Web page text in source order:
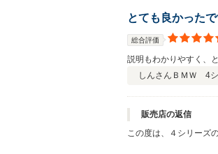
とても良かった
総合評価
説明もわかりやすく、
しんさん ＢＭＷ 4シ
販売店の返信
この度は、４シリーズのご購入あ